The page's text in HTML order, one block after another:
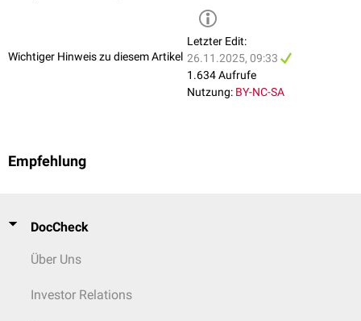
Wichtiger Hinweis zu diesem Artikel
Letzter Edit:
26.11.2025, 09:33
1.634 Aufrufe
Nutzung: BY-NC-SA
Empfehlung
DocCheck
Über Uns
Investor Relations